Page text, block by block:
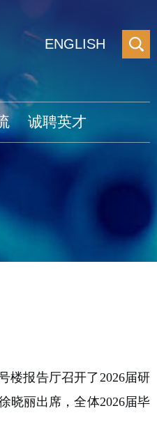
ENGLISH
诚聘英才
楼报告厅召开了2026届研
晓丽出席，全体2026届毕